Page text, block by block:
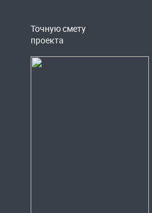
Точную смету
проекта